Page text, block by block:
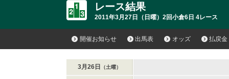
レース結果
2011年3月27日（日曜）2回小倉6日 4レース
開催お知らせ 出馬表 オッズ 払戻金
3月26日 （土曜）